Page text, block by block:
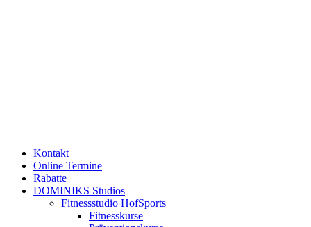
Kontakt
Online Termine
Rabatte
DOMINIKS Studios
Fitnessstudio HofSports
Fitnesskurse